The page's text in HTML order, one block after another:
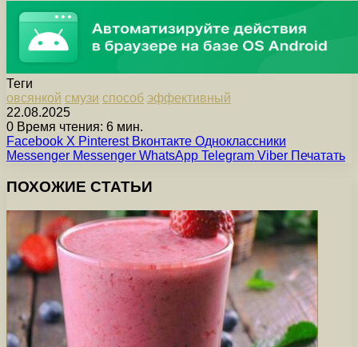
Теги
овсянкой смузи способ эффективный
22.08.2025
0 Время чтения: 6 мин.
Facebook X Pinterest Вконтакте Одноклассники
Messenger Messenger WhatsApp Telegram Viber Печатать
ПОХОЖИЕ СТАТЬИ